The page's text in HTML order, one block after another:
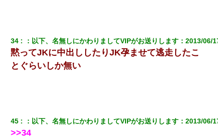
34 ： 以下、名無しにかわりましてVIPがお送りします ：2013/06/
黙ってJKに中出ししたりJK孕ませて逃走したこ
とぐらいしか無い
45 ： 以下、名無しにかわりましてVIPがお送りします ：2013/06/
>>34